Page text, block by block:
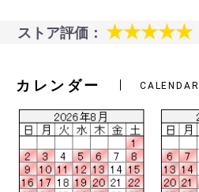
ストア評価： ★★★★★
カレンダー CALENDAR